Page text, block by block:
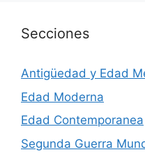
Secciones
Antigüedad y Edad
Edad Moderna
Edad Contemporanea
Segunda Guerra